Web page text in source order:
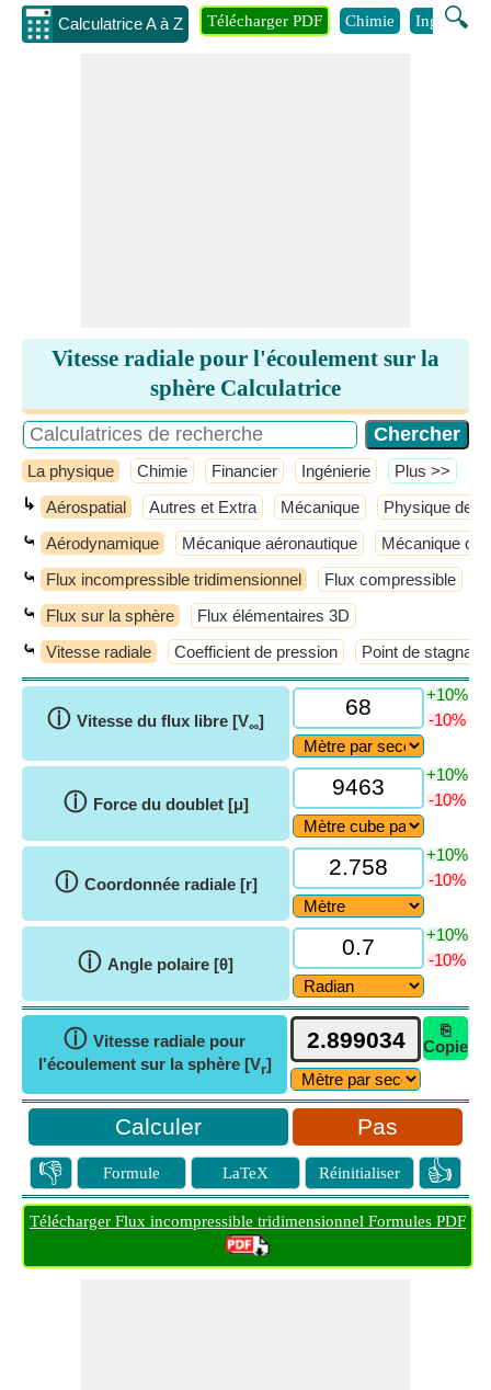
Calculatrice A à Z 🔍
Télécharger PDF Chimie Ingénierie
Vitesse radiale pour l'écoulement sur la
sphère Calculatrice
La physique Chimie Financier Ingénierie ​Plus >>
↳ Aérospatial Autres et Extra Mécanique Physique de
⤿ Aérodynamique Mécanique aéronautique Mécanique
⤿ Flux incompressible tridimensionnel Flux compressible
⤿ Flux sur la sphère Flux élémentaires 3D
⤿ Vitesse radiale Coefficient de pression Point de
ⓘ Vitesse du flux libre [V∞]
+10%
-10%
ⓘ Force du doublet [μ]
+10%
-10%
ⓘ Coordonnée radiale [r]
+10%
-10%
ⓘ Angle polaire [θ]
+10%
-10%
ⓘ Vitesse radiale pour
l'écoulement sur la sphère [Vr]
⎘
Copie
Pas
👎 Formule LaTeX Réinitialiser 👍
Télécharger Flux incompressible tridimensionnel Formules PDF